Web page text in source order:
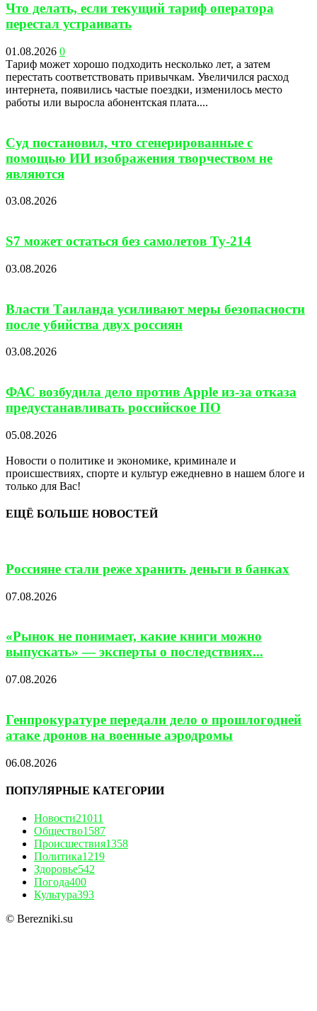
Что делать, если текущий тариф оператора
перестал устраивать
01.08.2026 0
Тариф может хорошо подходить несколько лет, а затем
перестать соответствовать привычкам. Увеличился расход
интернета, появились частые поездки, изменилось место
работы или выросла абонентская плата....
Суд постановил, что сгенерированные с
помощью ИИ изображения творчеством не
являются
03.08.2026
S7 может остаться без самолетов Ту-214
03.08.2026
Власти Таиланда усиливают меры безопасности
после убийства двух россиян
03.08.2026
ФАС возбудила дело против Apple из-за отказа
предустанавливать российское ПО
05.08.2026
Новости о политике и экономике, криминале и
происшествиях, спорте и культур ежедневно в нашем блоге и
только для Вас!
ЕЩЁ БОЛЬШЕ НОВОСТЕЙ
Россияне стали реже хранить деньги в банках
07.08.2026
«Рынок не понимает, какие книги можно
выпускать» — эксперты о последствиях...
07.08.2026
Генпрокуратуре передали дело о прошлогодней
атаке дронов на военные аэродромы
06.08.2026
ПОПУЛЯРНЫЕ КАТЕГОРИИ
Новости21011
Общество1587
Происшествия1358
Политика1219
Здоровье542
Погода400
Культура393
© Berezniki.su